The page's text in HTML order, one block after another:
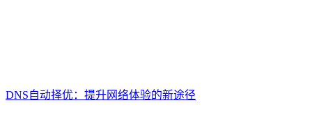
DNS自动择优：提升网络体验的新途径